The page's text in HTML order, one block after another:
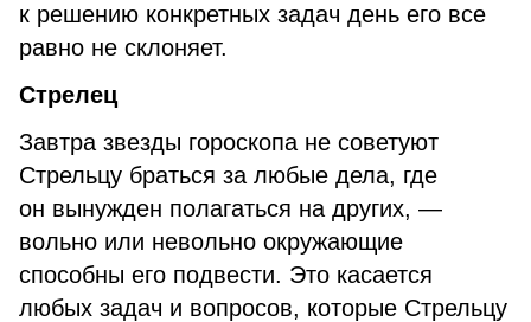
к решению конкретных задач день его все
равно не склоняет.
Стрелец
Завтра звезды гороскопа не советуют
Стрельцу браться за любые дела, где
он вынужден полагаться на других, —
вольно или невольно окружающие
способны его подвести. Это касается
любых задач и вопросов, которые Стрельцу